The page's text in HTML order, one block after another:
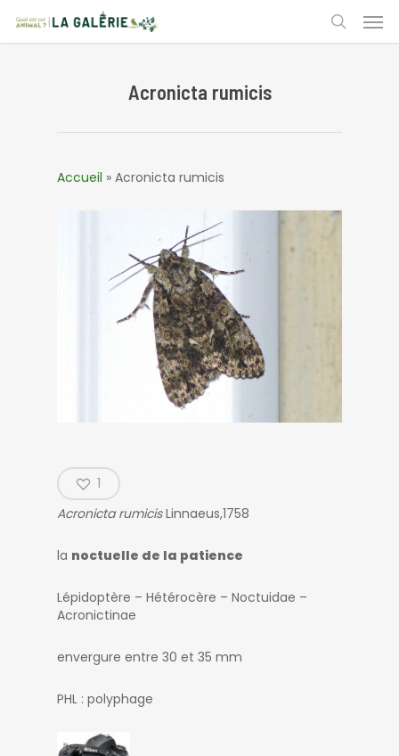
main
search
Acronicta rumicis
Accueil » Acronicta rumicis
1
Acronicta rumicisLinnaeus,1758
la noctuelle de la patience
Lépidoptère – Hétérocère – Noctuidae –
Acronictinae
envergure entre 30 et 35 mm
PHL : polyphage